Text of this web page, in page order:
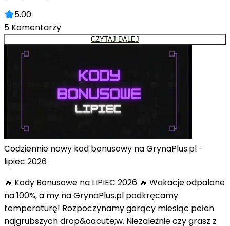
5.00
5 Komentarzy
CZYTAJ DALEJ
Codziennie nowy kod bonusowy na GrynaPlus.pl -
lipiec 2026
🔥 Kody Bonusowe na LIPIEC 2026 🔥 Wakacje odpalone
na 100%, a my na GrynaPlus.pl podkręcamy
temperaturę! Rozpoczynamy gorący miesiąc pełen
najgrubszych drop&oacute;w. Niezależnie czy grasz z